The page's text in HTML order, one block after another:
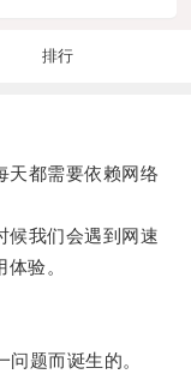
排行
都需要依赖网络
我们会遇到网速
验。
题而诞生的。